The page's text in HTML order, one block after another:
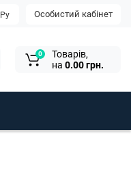
Особистий кабінет
Ру
0
Товарів,
на 0.00 грн.